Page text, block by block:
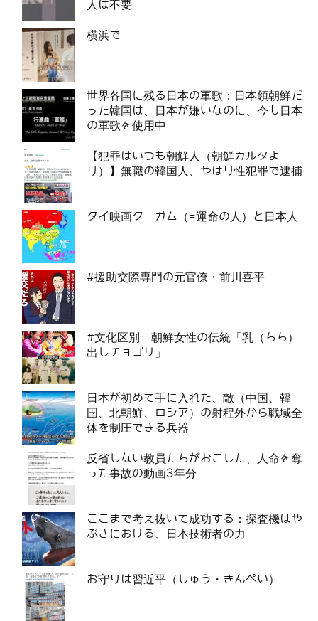
人は不要
横浜で
世界各国に残る日本の軍歌：日本領朝鮮だ
った韓国は、日本が嫌いなのに、今も日本
の軍歌を使用中
【犯罪はいつも朝鮮人（朝鮮カルタよ
り）】無職の韓国人、やはり性犯罪で逮捕
タイ映画クーガム（=運命の人）と日本人
#援助交際専門の元官僚・前川喜平
#文化区別 朝鮮女性の伝統「乳（ちち）
出しチョゴリ」
日本が初めて手に入れた、敵（中国、韓
国、北朝鮮、ロシア）の射程外から戦域全
体を制圧できる兵器
反省しない教員たちがおこした、人命を奪
った事故の動画3年分
ここまで考え抜いて成功する：探査機はや
ぶさにおける、日本技術者の力
お守りは習近平（しゅう・きんぺい）